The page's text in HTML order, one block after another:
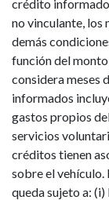
crédito
no vinculante, los
demás
función del
considera meses
informados
gastos propios
servicios
créditos tienen
sobre el
queda sujeto a: